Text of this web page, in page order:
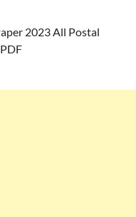
2023 All Postal